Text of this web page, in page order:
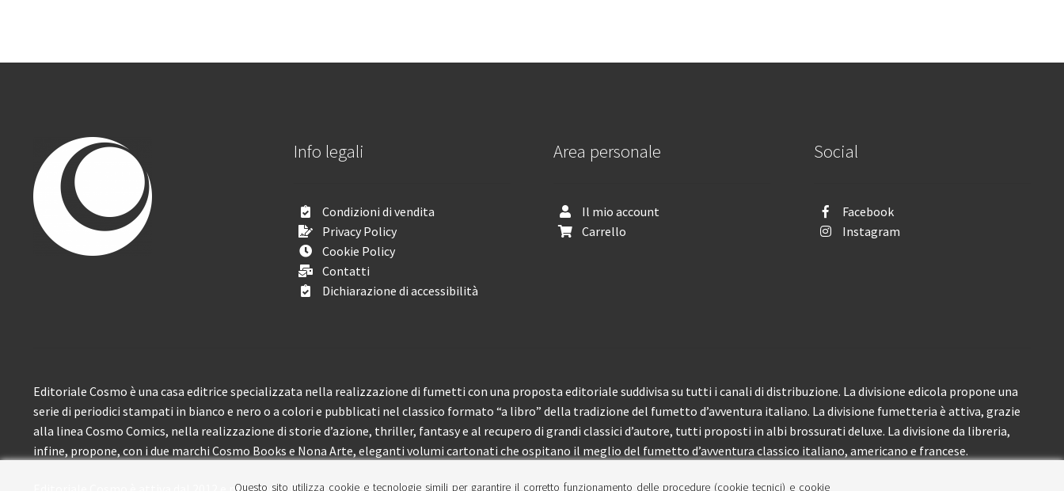
Info legali
Condizioni di vendita
Privacy Policy
Cookie Policy
Contatti
Dichiarazione di accessibilità
Area personale
Il mio account
Carrello
Social
Facebook
Instagram
Editoriale Cosmo è una casa editrice specializzata nella realizzazione di fumetti con una proposta editoriale suddivisa su tutti i canali di distribuzione. La divisione edicola propone una
serie di periodici stampati in bianco e nero o a colori e pubblicati nel classico formato “a libro” della tradizione del fumetto d’avventura italiano. La divisione fumetteria è attiva, grazie
alla linea Cosmo Comics, nella realizzazione di storie d’azione, thriller, fantasy e al recupero di grandi classici d’autore, tutti proposti in albi brossurati deluxe. La divisione da libreria,
infine, propone, con i due marchi Cosmo Books e Nona Arte, eleganti volumi cartonati che ospitano il meglio del fumetto d’avventura classico italiano, americano e francese.
Questo sito utilizza cookie e tecnologie simili per garantire il corretto funzionamento delle procedure (cookie tecnici) e cookie